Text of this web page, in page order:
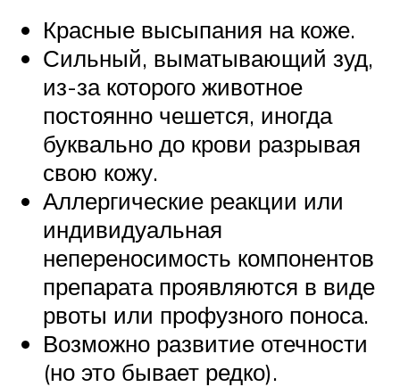
Красные высыпания на коже.
Сильный, выматывающий зуд,
из-за которого животное
постоянно чешется, иногда
буквально до крови разрывая
свою кожу.
Аллергические реакции или
индивидуальная
непереносимость компонентов
препарата проявляются в виде
рвоты или профузного поноса.
Возможно развитие отечности
(но это бывает редко).